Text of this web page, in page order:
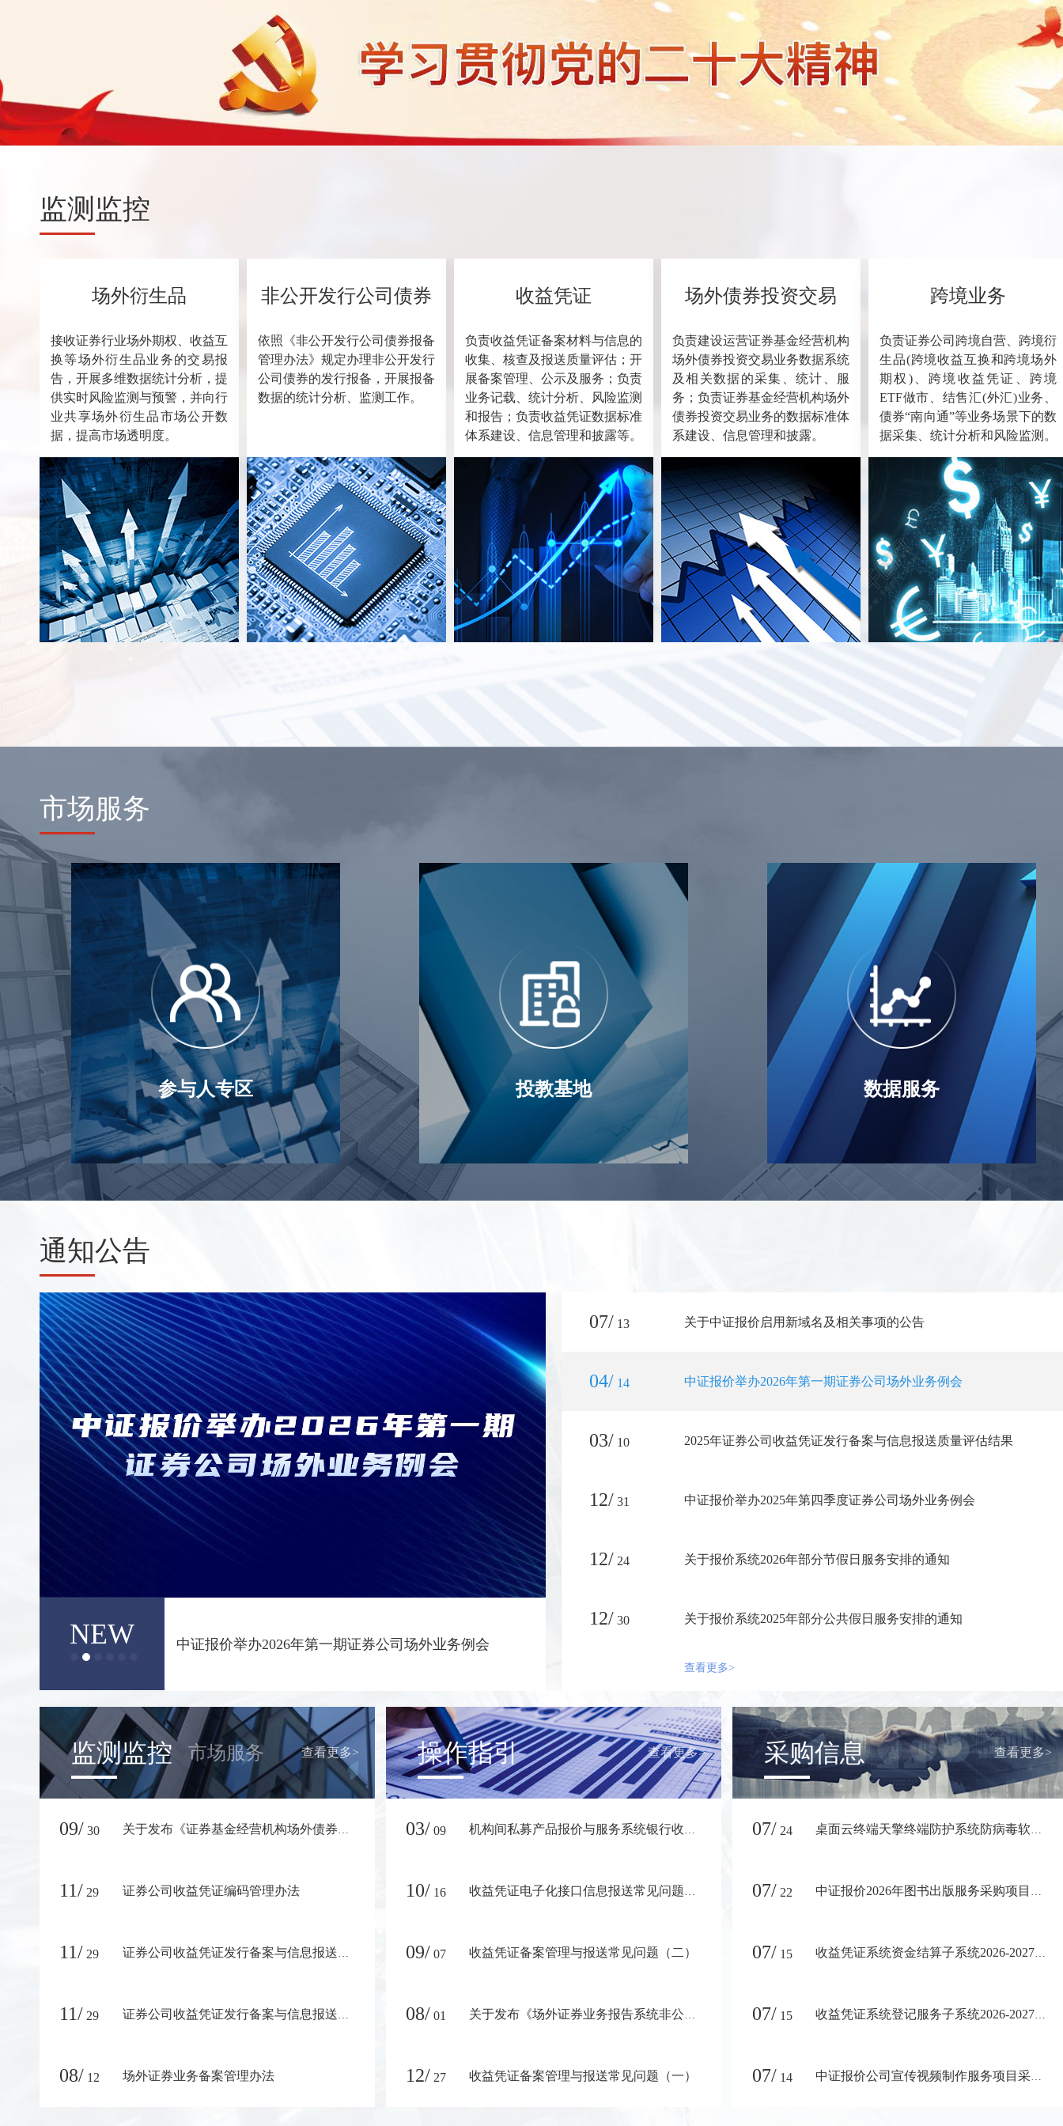
监测 监控
场外衍生品
接收证券行业场外期权、收益互
换等场外衍生品业务的交易报
告，开展多维数据统计分析，提
供实时风险监测与预警，并向行
业共享场外衍生品市场公开数
据，提高市场透明度。
非公开发行公司债券
依照《非公开发行公司债券报备
管理办法》规定办理非公开发行
公司债券的发行报备，开展报备
数据的统计分析、监测工作。
收益凭证
负责收益凭证备案材料与信息的
收集、核查及报送质量评估；开
展备案管理、公示及服务；负责
业务记载、统计分析、风险监测
和报告；负责收益凭证数据标准
体系建设、信息管理和披露等。
场外债券投资交易
负责建设运营证券基金经营机构
场外债券投资交易业务数据系统
及相关数据的采集、统计、服
务；负责证券基金经营机构场外
债券投资交易业务的数据标准体
系建设、信息管理和披露。
跨境业务
负责证券公司跨境自营、跨境衍
生品(跨境收益互换和跨境场外
期权)、跨境收益凭证、跨境
ETF做市、结售汇(外汇)业务、
债券“南向通”等业务场景下的数
据采集、统计分析和风险监测。
市场服务
参与人专区 投教基地 数据服务
通知公告
NEW
果
07/ 13 关于中证报价启用新域名及相关事项的公告
04/ 14 中证报价举办2026年第一期证券公司场外业务例会
03/ 10 2025年证券公司收益凭证发行备案与信息报送质量评估结果
12/ 31 中证报价举办2025年第四季度证券公司场外业务例会
12/ 24 关于报价系统2026年部分节假日服务安排的通知
12/ 30 关于报价系统2025年部分公共假日服务安排的通知
查看更多>
监测监控 查看更多>
市场服务
09/ 30 关于发布《证券基金经营机构场外债券投资交易业务数据填报指南》的通知
11/ 29 证券公司收益凭证编码管理办法
11/ 29 证券公司收益凭证发行备案与信息报送核查实施办法
11/ 29 证券公司收益凭证发行备案与信息报送质量评估实施办法
08/ 12 场外证券业务备案管理办法
操作指引 查看更多>
03/ 09 机构间私募产品报价与服务系统银行收款账户列表
10/ 16 收益凭证电子化接口信息报送常见问题解答（一）
09/ 07 收益凭证备案管理与报送常见问题（二）
08/ 01 关于发布《场外证券业务报告系统非公开发行公司债券报备操作手册》的通知
12/ 27 收益凭证备案管理与报送常见问题（一）
采购信息 查看更多>
07/ 24 桌面云终端天擎终端防护系统防病毒软件（2026-2027）授权项目采购结果公告
07/ 22 中证报价2026年图书出版服务采购项目采购结果公告
07/ 15 收益凭证系统资金结算子系统2026-2027年度维护保障服务项目采购结果公告
07/ 15 收益凭证系统登记服务子系统2026-2027年度维护保障服务项目采购结果公告
07/ 14 中证报价公司宣传视频制作服务项目采购结果公告